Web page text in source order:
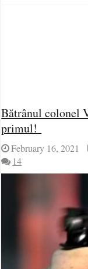
Bătrânul colonel
primul!
February 16, 2021
14